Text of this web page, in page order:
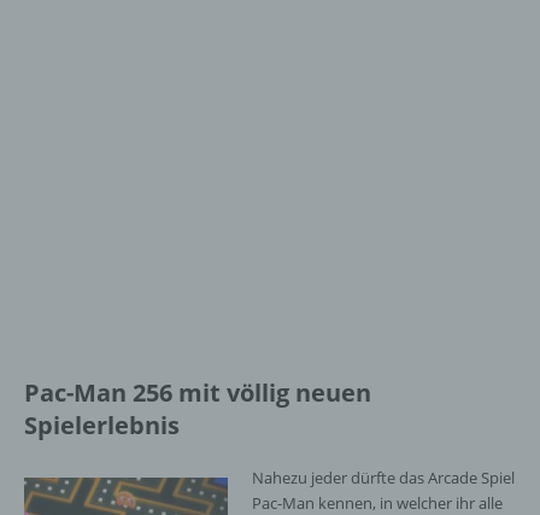
Pac-Man 256 mit völlig neuen
Spielerlebnis
Nahezu jeder dürfte das Arcade Spiel
Pac-Man kennen, in welcher ihr alle